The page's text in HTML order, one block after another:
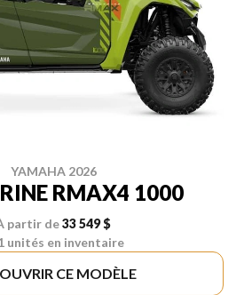
YAMAHA 2026
RMAX4 1000
partir de33 549 $
unités en inventaire
CE MODÈLE